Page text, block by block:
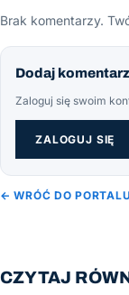
Brak komentarzy.
Dodaj komentarz
Zaloguj się swoim
ZALOGUJ SIĘ
← WRÓĆ DO PORTALU
CZYTAJ